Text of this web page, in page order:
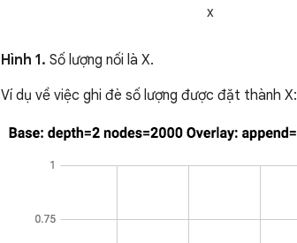
Hình 1. Số lượng nối là X.
Ví dụ về việc ghi đè số lượng được đặt thành X: